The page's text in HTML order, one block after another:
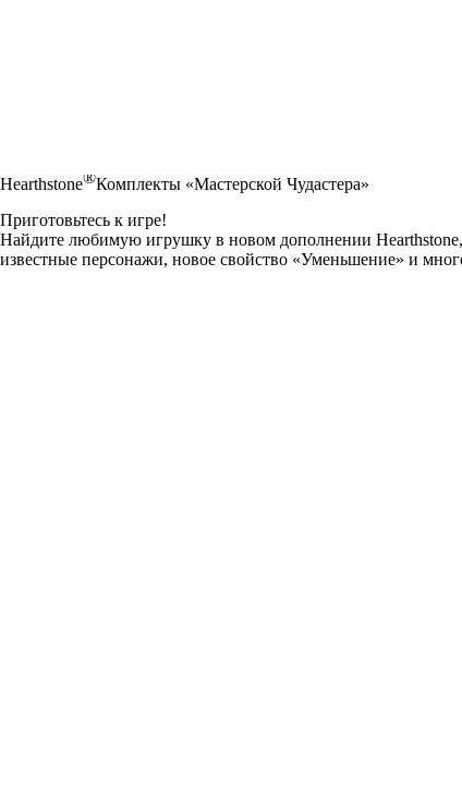
Hearthstone®Комплекты «Мастерской Чудастера»
Приготовьтесь к игре!
Найдите любимую игрушку в новом дополнении
известные персонажи, новое свойство «Уменьшение» и